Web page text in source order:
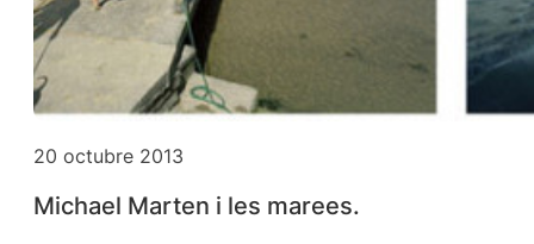
20 octubre 2013
Michael Marten i les marees.